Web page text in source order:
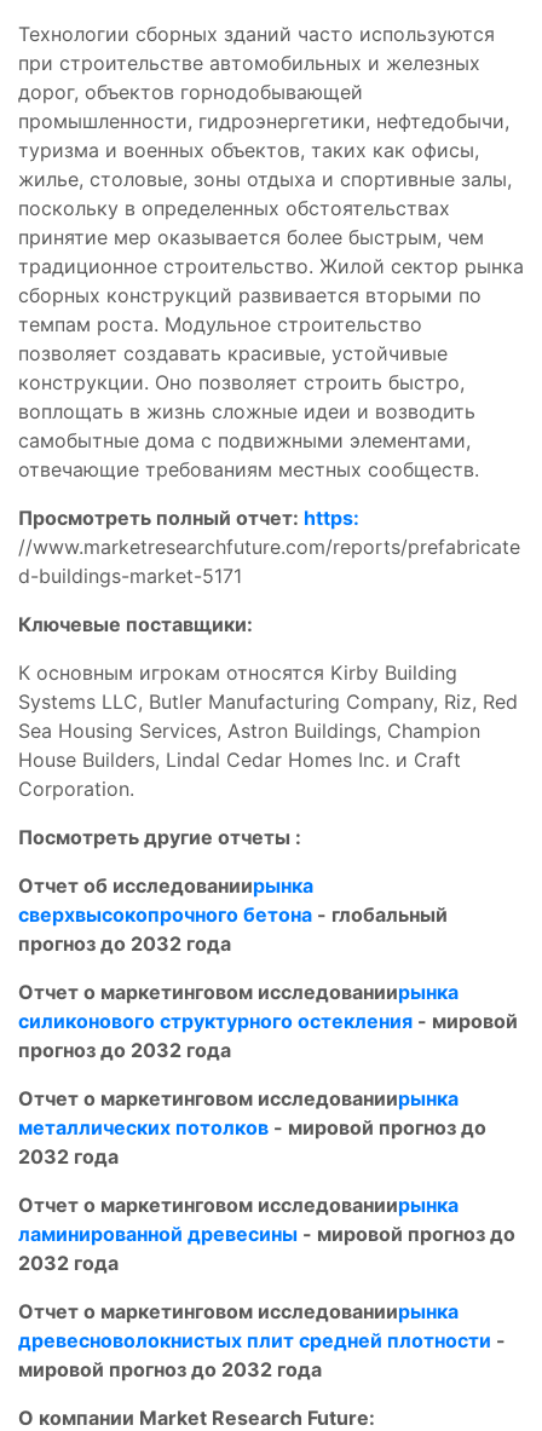
Технологии сборных зданий часто используются
при строительстве автомобильных и железных
дорог, объектов горнодобывающей
промышленности, гидроэнергетики, нефтедобычи,
туризма и военных объектов, таких как офисы,
жилье, столовые, зоны отдыха и спортивные залы,
поскольку в определенных обстоятельствах
принятие мер оказывается более быстрым, чем
традиционное строительство. Жилой сектор рынка
сборных конструкций развивается вторыми по
темпам роста. Модульное строительство
позволяет создавать красивые, устойчивые
конструкции. Оно позволяет строить быстро,
воплощать в жизнь сложные идеи и возводить
самобытные дома с подвижными элементами,
отвечающие требованиям местных сообществ.
Просмотреть полный отчет: https:
//www.marketresearchfuture.com/reports/prefabricate
d-buildings-market-5171
Ключевые поставщики:
К основным игрокам относятся Kirby Building
Systems LLC, Butler Manufacturing Company, Riz, Red
Sea Housing Services, Astron Buildings, Champion
House Builders, Lindal Cedar Homes Inc. и Craft
Corporation.
Посмотреть другие отчеты :
Отчет об исследованиирынка
сверхвысокопрочного бетона - глобальный
прогноз до 2032 года
Отчет о маркетинговом исследованиирынка
силиконового структурного остекления - мировой
прогноз до 2032 года
Отчет о маркетинговом исследованиирынка
металлических потолков - мировой прогноз до
2032 года
Отчет о маркетинговом исследованиирынка
ламинированной древесины - мировой прогноз до
2032 года
Отчет о маркетинговом исследованиирынка
древесноволокнистых плит средней плотности -
мировой прогноз до 2032 года
О компании Market Research Future: